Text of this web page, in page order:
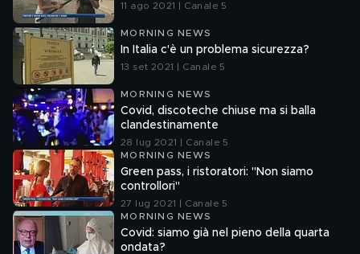
11 ago 2021 | Canale 5
MORNING NEWS
In Italia c'è un problema sicurezza?
13 set 2021 | Canale 5
MORNING NEWS
Covid, discoteche chiuse ma si balla
clandestinamente
28 lug 2021 | Canale 5
MORNING NEWS
Green pass, i ristoratori: "Non siamo
controllori"
27 lug 2021 | Canale 5
MORNING NEWS
Covid: siamo già nel pieno della quarta
ondata?